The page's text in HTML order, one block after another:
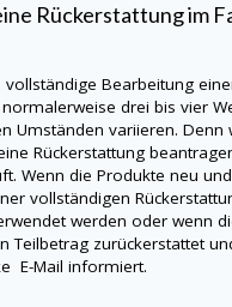
Rückerstattung im
Bearbeitung
drei bis vier
Umständen variieren. Denn
Rückerstattung
Wenn die Produkte neu
vollständigen
werden oder wenn
Teilbetrag zurückerstattet
E-Mail informiert.